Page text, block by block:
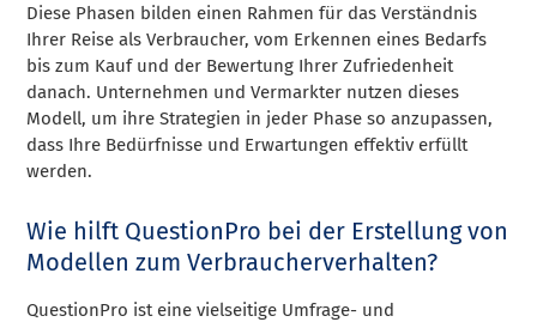
Diese Phasen bilden einen Rahmen für das Verständnis
Ihrer Reise als Verbraucher, vom Erkennen eines Bedarfs
bis zum Kauf und der Bewertung Ihrer Zufriedenheit
danach. Unternehmen und Vermarkter nutzen dieses
Modell, um ihre Strategien in jeder Phase so anzupassen,
dass Ihre Bedürfnisse und Erwartungen effektiv erfüllt
werden.
Wie hilft QuestionPro bei der Erstellung von
Modellen zum Verbraucherverhalten?
QuestionPro ist eine vielseitige Umfrage- und